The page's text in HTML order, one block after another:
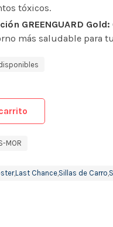
tóxicos.
GREENGUARD Gold:
más saludable para
MOR
,Last Chance,Sillas de Carro,